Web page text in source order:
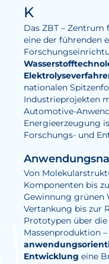
Wasserstoff
Elektrolyse
Leistungen
Entwicklung
Mess- und
Beratung und
Modellierung
Karriere
Offene Stellen
K
Das ZBT –
eine der führenden
nationalen
Industrieprojekten
Automotive-
Energieerzeugung
Forschungs- und
Von
Komponenten bis
Gewinnung grünen
Vertankung bis zur
Prototypen über die
Massenproduktion
Entwicklung eine